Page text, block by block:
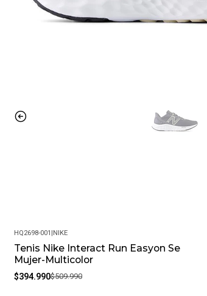
-23%
HQ2698-001 |NIKE
Tenis Nike Interact Run Easyon Se
Mujer-Multicolor
$394.990$509.990